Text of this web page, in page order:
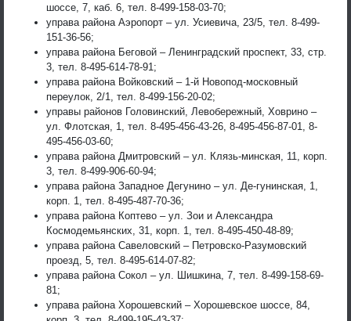
шоссе, 7, каб. 6, тел. 8-499-158-03-70;
управа района Аэропорт – ул. Усиевича, 23/5, тел. 8-499-
151-36-56;
управа района Беговой – Ленинградский проспект, 33, стр.
3, тел. 8-495-614-78-91;
управа района Войковский – 1-й Новопод-московный
переулок, 2/1, тел. 8-499-156-20-02;
управы районов Головинский, Левобережный, Ховрино –
ул. Флотская, 1, тел. 8-495-456-43-26, 8-495-456-87-01, 8-
495-456-03-60;
управа района Дмитровский – ул. Клязь-минская, 11, корп.
3, тел. 8-499-906-60-94;
управа района Западное Дегунино – ул. Де-гунинская, 1,
корп. 1, тел. 8-495-487-70-36;
управа района Коптево – ул. Зои и Александра
Космодемьянских, 31, корп. 1, тел. 8-495-450-48-89;
управа района Савеловский – Петровско-Разумовский
проезд, 5, тел. 8-495-614-07-82;
управа района Сокол – ул. Шишкина, 7, тел. 8-499-158-69-
81;
управа района Хорошевский – Хорошевское шоссе, 84,